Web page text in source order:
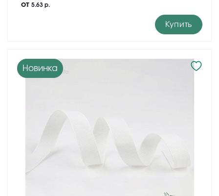
от 5.63 р.
Купить
Новинка